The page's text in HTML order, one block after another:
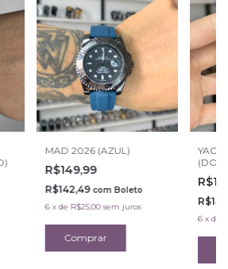
MAD 2026 (AZUL)
R$149,99
R$142,49 com Boleto
6 xde R$25,00 sem juros
6 x de